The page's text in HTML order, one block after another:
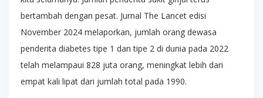
bertambah dengan pesat. Jurnal The Lancet edisi
November 2024 melaporkan, jumlah orang dewasa
penderita diabetes tipe 1 dan tipe 2 di dunia pada 2022
telah melampaui 828 juta orang, meningkat lebih dari
empat kali lipat dari jumlah total pada 1990.